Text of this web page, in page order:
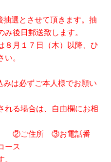
選とさせて頂きます。抽
後日郵送致します。
月１７日（木）以降、ひ
。
は必ずご本人様でお願い
る場合は、自由欄にお相
②ご住所 ③お電話番
ース